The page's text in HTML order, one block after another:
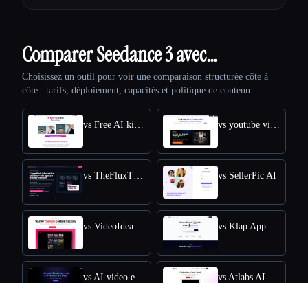
Comparer Seedance 3 avec…
Choisissez un outil pour voir une comparaison structurée côte à
côte : tarifs, déploiement, capacités et politique de contenu.
vs Free AI kissing video generator vs youtube video downloader
vs TheFluxTrain vs SellerPic AI
vs VideoIdeas AI vs Klap App
vs AI video editor vs Atlabs AI